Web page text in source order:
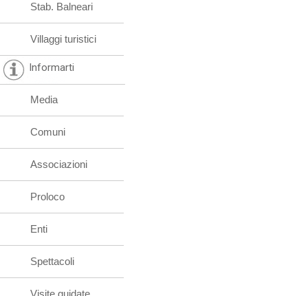
Stab. Balneari
Villaggi turistici
Informarti
Media
Comuni
Associazioni
Proloco
Enti
Spettacoli
Visite guidate